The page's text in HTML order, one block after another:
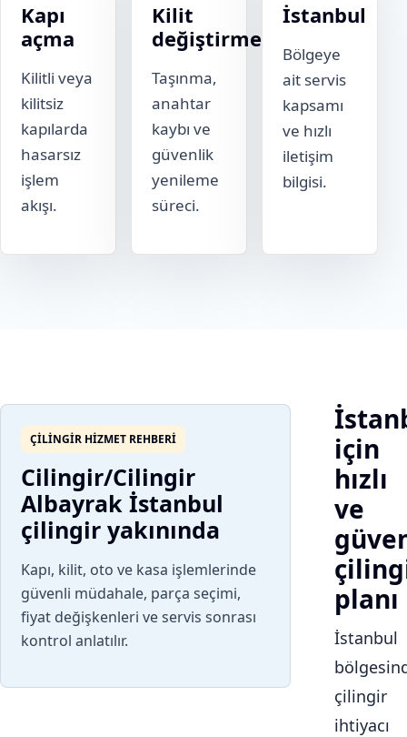
Kapı
açma
Kilitli veya
kilitsiz
kapılarda
hasarsız
işlem
akışı.
Kilit
değiştirme
Taşınma,
anahtar
kaybı ve
güvenlik
yenileme
süreci.
İstanbul
Bölgeye
ait servis
kapsamı
ve hızlı
iletişim
bilgisi.
ÇILINGIR HIZMET REHBERI
Cilingir/Cilingir
Albayrak İstanbul
çilingir yakınında
Kapı, kilit, oto ve kasa işlemlerinde
güvenli müdahale, parça seçimi,
fiyat değişkenleri ve servis sonrası
kontrol anlatılır.
için
hızlı
ve
planı
İstanbul
çilingir
ihtiyacı